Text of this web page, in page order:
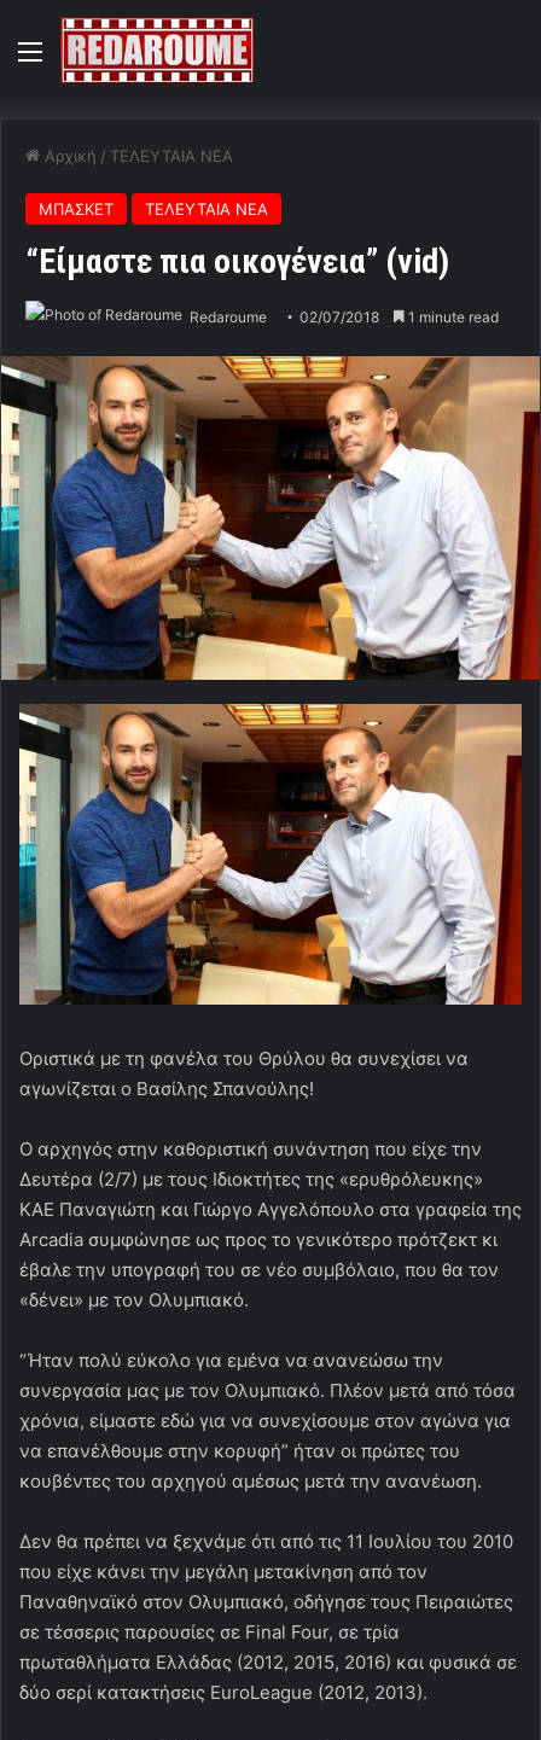
Menu
Αρχική / ΤΕΛΕΥΤΑΙΑ ΝΕΑ
ΜΠΑΣΚΕΤ ΤΕΛΕΥΤΑΙΑ ΝΕΑ
“Είμαστε πια οικογένεια” (vid)
Redaroume 02/07/2018 1 minute read
Οριστικά με τη φανέλα του Θρύλου θα συνεχίσει να
αγωνίζεται ο Βασίλης Σπανούλης!
Ο αρχηγός στην καθοριστική συνάντηση που είχε την
Δευτέρα (2/7) με τους Ιδιοκτήτες της «ερυθρόλευκης»
ΚΑΕ Παναγιώτη και Γιώργο Αγγελόπουλο στα γραφεία της
Arcadia συμφώνησε ως προς το γενικότερο πρότζεκτ κι
έβαλε την υπογραφή του σε νέο συμβόλαιο, που θα τον
«δένει» με τον Ολυμπιακό.
“Ήταν πολύ εύκολο για εμένα να ανανεώσω την
συνεργασία μας με τον Ολυμπιακό. Πλέον μετά από τόσα
χρόνια, είμαστε εδώ για να συνεχίσουμε στον αγώνα για
να επανέλθουμε στην κορυφή” ήταν οι πρώτες του
κουβέντες του αρχηγού αμέσως μετά την ανανέωση.
Δεν θα πρέπει να ξεχνάμε ότι από τις 11 Ιουλίου του 2010
που είχε κάνει την μεγάλη μετακίνηση από τον
Παναθηναϊκό στον Ολυμπιακό, οδήγησε τους Πειραιώτες
σε τέσσερις παρουσίες σε Final Four, σε τρία
πρωταθλήματα Ελλάδας (2012, 2015, 2016) και φυσικά σε
δύο σερί κατακτήσεις EuroLeague (2012, 2013).